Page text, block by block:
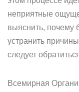
неприятные
выяснить, почему
устранить
следует
Всемирная